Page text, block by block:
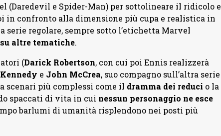
(Daredevil e Spider-Man) per sottolineare il ridicolo e
in confronto alla dimensione più cupa e realistica in
serie regolare, sempre sotto l’etichetta Marvel
altre tematiche.
(Darick Robertson, con cui poi Ennis realizzerà
e John McCrea, suo compagno sull’altra serie
scenari più complessi come il dramma dei reduci o la
spaccati di vita in cui nessun personaggio ne esce
barlumi di umanità risplendono nei posti più